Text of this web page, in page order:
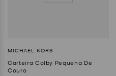
Carteira Colby Pequena De
Couro